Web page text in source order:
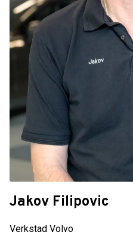
Jakov Filipovic
Verkstad Volvo